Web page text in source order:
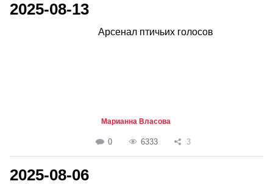
2025-08-13
Арсенал птичьих голосов
Марианна Власова
0 6333 3
2025-08-06